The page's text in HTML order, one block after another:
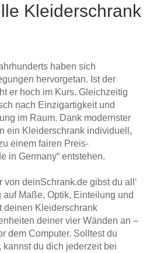
Kleiderschrank
haben sich
hervorgetan. Ist der
er hoch im Kurs. Gleichzeitig
nach Einzigartigkeit und
im Raum. Dank modernster
ein Kleiderschrank individuell,
einem fairen Preis-
in Germany“ entstehen.
von deinSchrank.de gibst du all‘
Maße, Optik, Einteilung und
deinen Kleiderschrank
deiner vier Wänden an –
dem Computer. Solltest du
du dich jederzeit bei